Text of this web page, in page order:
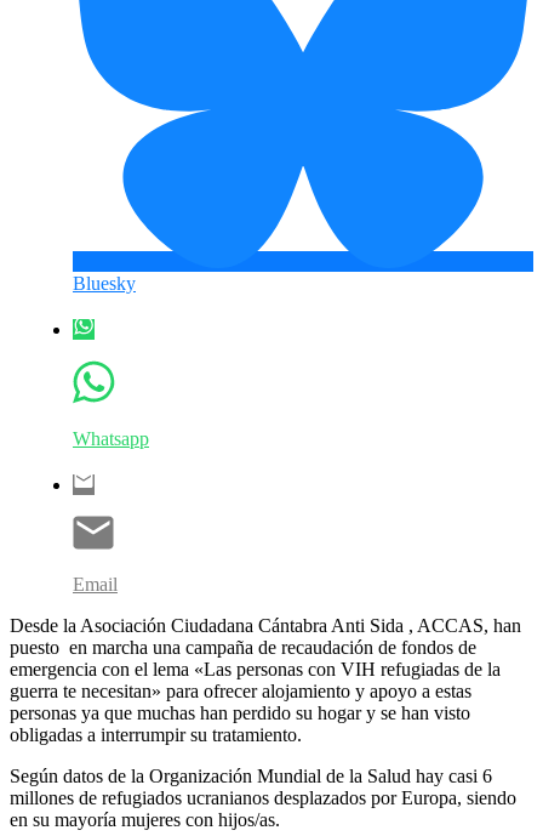
Bluesky
Whatsapp
Email
Desde la Asociación Ciudadana Cántabra Anti Sida , ACCAS, han
puesto en marcha una campaña de recaudación de fondos de
emergencia con el lema «Las personas con VIH refugiadas de la
guerra te necesitan» para ofrecer alojamiento y apoyo a estas
personas ya que muchas han perdido su hogar y se han visto
obligadas a interrumpir su tratamiento.
Según datos de la Organización Mundial de la Salud hay casi 6
millones de refugiados ucranianos desplazados por Europa, siendo
en su mayoría mujeres con hijos/as.